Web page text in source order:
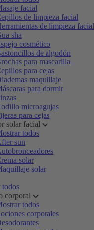
facial
de limpieza facial
de limpieza facial
sha
cosmético
de algodón
para mascarilla
para cejas
maquillaje
para dormir
microagujas
para cejas
solar facial
todos
sun
solar
solar
todos
corporal
todos
corporales